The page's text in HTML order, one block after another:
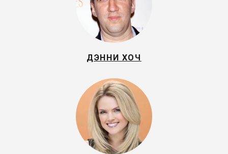
ДЭННИ ХОЧ